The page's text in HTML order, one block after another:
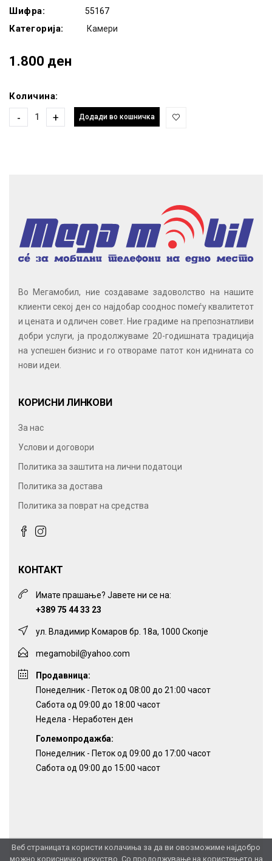
Шифра: 55167
Категорија: Камери
1.800 ден
Количина:
- + Додади во кошничка
Веб страницата користи колачиња за да ви овозможиме најдобро
можно корисничко искуство. Со продолжување на користењето на
Во Мегамобил, ние создаваме задоволство на нашите
клиенти секој ден со најдобар сооднос помеѓу квалитетот
и цената и одличен совет. Ние градиме на препознатливи
добри услуги, ја продолжуваме 20-годишната традиција
на успешен бизнис и го отвораме патот кон иднината со
нови идеи.
КОРИСНИ ЛИНКОВИ
За нас
Услови и договори
Политика за заштита на лични податоци
Политика за достава
Политика за поврат на средства
КОНТАКТ
Имате прашање? Јавете ни се на:
+389 75 44 33 23
ул. Владимир Комаров бр. 18а, 1000 Скопје
megamobil@yahoo.com
Продавница:
Понеделник - Петок од 08:00 до 21:00 часот
Сабота од 09:00 до 18:00 часот
Недела - Неработен ден
Големопродажба:
Понеделник - Петок од 09:00 до 17:00 часот
Сабота од 09:00 до 15:00 часот